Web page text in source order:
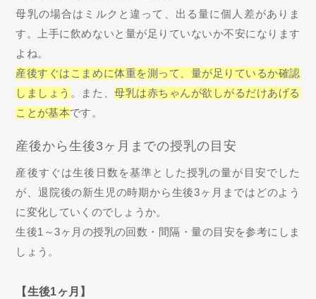
母乳の場合はミルクと違って、出る量に個人差がありま
す。上手に飲めないと量が足りていないか不安になります
よね。
産後すぐはこまめに体重を測って、量が足りているか確認
しましょう 。また、母乳は赤ちゃんが欲しがるだけあげる
ことが基本です。
産後から生後3ヶ月までの授乳の目安
産後すぐは生後日数を基準とした授乳の量が目安でした
が、退院後の新生児の時期から生後3ヶ月まではどのよう
に変化していくのでしょうか。
生後1～3ヶ月の授乳の回数・間隔・量の目安を参考にしま
しょう。
【生後1ヶ月】